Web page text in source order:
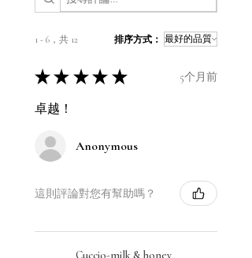
1 - 6，共 12 排序方式：
★ ★ ★ ★ ★ 5个月前
卓越！
Anonymous
這則評論對您有幫助嗎？